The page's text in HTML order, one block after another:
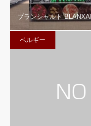
ブランシャルト
ベルギー